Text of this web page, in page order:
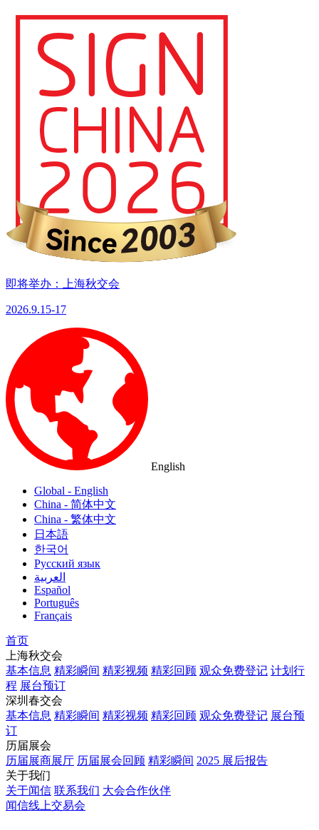
即将举办：上海秋交会
2026.9.15-17
English
Global - English
China - 简体中文
China - 繁体中文
日本語
한국어
Русский язык
العربية
Español
Português
Français
首页
上海秋交会
基本信息 精彩瞬间 精彩视频 精彩回顾 观众免费登记 计划行
程 展台预订
深圳春交会
基本信息 精彩瞬间 精彩视频 精彩回顾 观众免费登记 展台预
订
历届展会
历届展商展厅 历届展会回顾 精彩瞬间 2025 展后报告
关于我们
关于闻信 联系我们 大会合作伙伴
闻信线上交易会